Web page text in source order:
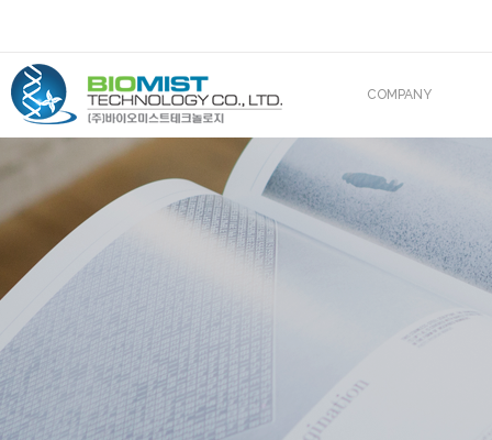
COMPANY
조직도
산업재산권